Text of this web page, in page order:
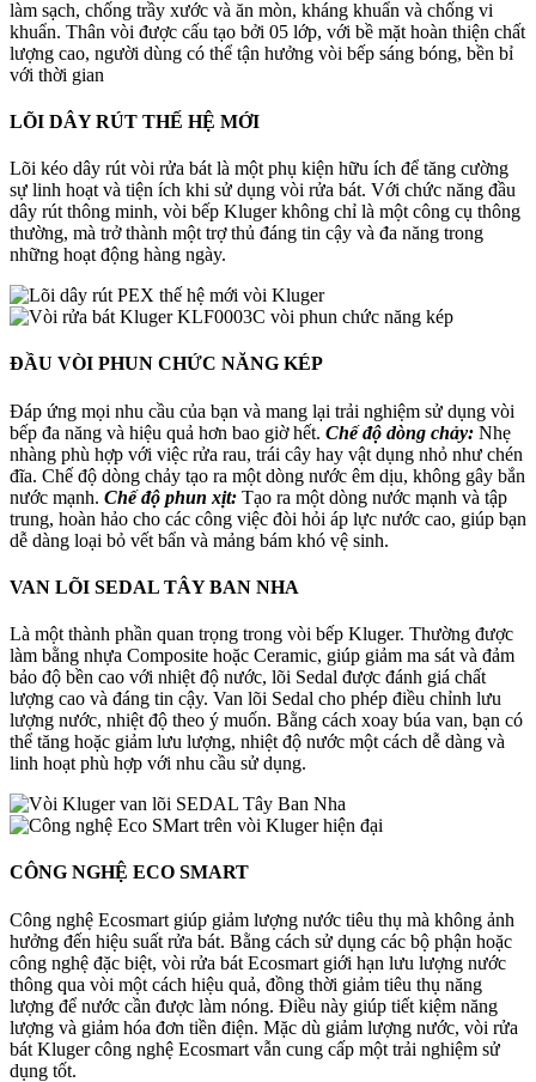
làm sạch, chống trầy xước và ăn mòn, kháng khuẩn và chống vi
khuẩn. Thân vòi được cấu tạo bởi 05 lớp, với bề mặt hoàn thiện chất
lượng cao, người dùng có thể tận hưởng vòi bếp sáng bóng, bền bỉ
với thời gian
LÕI DÂY RÚT THẾ HỆ MỚI
Lõi kéo dây rút vòi rửa bát là một phụ kiện hữu ích để tăng cường
sự linh hoạt và tiện ích khi sử dụng vòi rửa bát. Với chức năng đầu
dây rút thông minh, vòi bếp Kluger không chỉ là một công cụ thông
thường, mà trở thành một trợ thủ đáng tin cậy và đa năng trong
những hoạt động hàng ngày.
ĐẦU VÒI PHUN CHỨC NĂNG KÉP
Đáp ứng mọi nhu cầu của bạn và mang lại trải nghiệm sử dụng vòi
bếp đa năng và hiệu quả hơn bao giờ hết. Chế độ dòng chảy: Nhẹ
nhàng phù hợp với việc rửa rau, trái cây hay vật dụng nhỏ như chén
đĩa. Chế độ dòng chảy tạo ra một dòng nước êm dịu, không gây bắn
nước mạnh. Chế độ phun xịt: Tạo ra một dòng nước mạnh và tập
trung, hoàn hảo cho các công việc đòi hỏi áp lực nước cao, giúp bạn
dễ dàng loại bỏ vết bẩn và mảng bám khó vệ sinh.
VAN LÕI SEDAL TÂY BAN NHA
Là một thành phần quan trọng trong vòi bếp Kluger. Thường được
làm bằng nhựa Composite hoặc Ceramic, giúp giảm ma sát và đảm
bảo độ bền cao với nhiệt độ nước, lõi Sedal được đánh giá chất
lượng cao và đáng tin cậy. Van lõi Sedal cho phép điều chỉnh lưu
lượng nước, nhiệt độ theo ý muốn. Bằng cách xoay búa van, bạn có
thể tăng hoặc giảm lưu lượng, nhiệt độ nước một cách dễ dàng và
linh hoạt phù hợp với nhu cầu sử dụng.
CÔNG NGHỆ ECO SMART
Công nghệ Ecosmart giúp giảm lượng nước tiêu thụ mà không ảnh
hưởng đến hiệu suất rửa bát. Bằng cách sử dụng các bộ phận hoặc
công nghệ đặc biệt, vòi rửa bát Ecosmart giới hạn lưu lượng nước
thông qua vòi một cách hiệu quả, đồng thời giảm tiêu thụ năng
lượng để nước cần được làm nóng. Điều này giúp tiết kiệm năng
lượng và giảm hóa đơn tiền điện. Mặc dù giảm lượng nước, vòi rửa
bát Kluger công nghệ Ecosmart vẫn cung cấp một trải nghiệm sử
dụng tốt.